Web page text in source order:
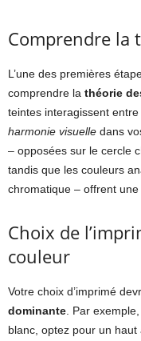
Comprendre la
L’une des premières
comprendre la théorie
teintes interagissent
harmonie visuelle dans
– opposées sur le cercle
tandis que les couleurs
chromatique – offrent une
Choix de
couleur
Votre choix d’imprimé
dominante . Par
blanc, optez pour un